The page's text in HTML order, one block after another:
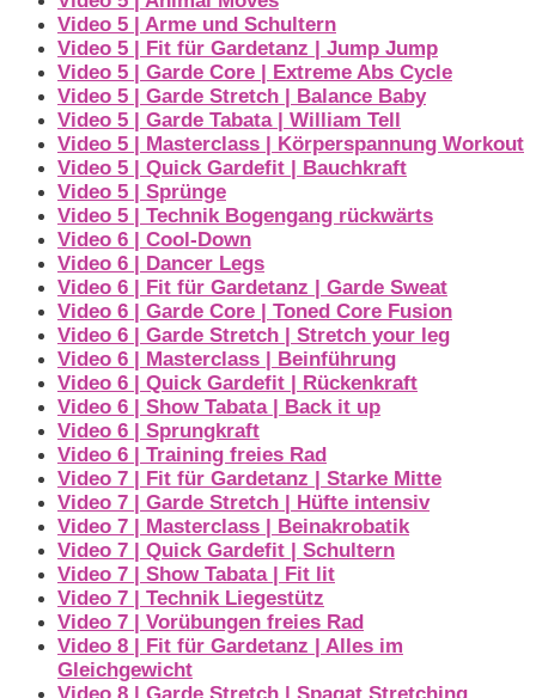
Video 5 | Arme und Schultern
Video 5 | Fit für Gardetanz | Jump Jump
Video 5 | Garde Core | Extreme Abs Cycle
Video 5 | Garde Stretch | Balance Baby
Video 5 | Garde Tabata | William Tell
Video 5 | Masterclass | Körperspannung Workout
Video 5 | Quick Gardefit | Bauchkraft
Video 5 | Sprünge
Video 5 | Technik Bogengang rückwärts
Video 6 | Cool-Down
Video 6 | Dancer Legs
Video 6 | Fit für Gardetanz | Garde Sweat
Video 6 | Garde Core | Toned Core Fusion
Video 6 | Garde Stretch | Stretch your leg
Video 6 | Masterclass | Beinführung
Video 6 | Quick Gardefit | Rückenkraft
Video 6 | Show Tabata | Back it up
Video 6 | Sprungkraft
Video 6 | Training freies Rad
Video 7 | Fit für Gardetanz | Starke Mitte
Video 7 | Garde Stretch | Hüfte intensiv
Video 7 | Masterclass | Beinakrobatik
Video 7 | Quick Gardefit | Schultern
Video 7 | Show Tabata | Fit lit
Video 7 | Technik Liegestütz
Video 7 | Vorübungen freies Rad
Video 8 | Fit für Gardetanz | Alles im
Gleichgewicht